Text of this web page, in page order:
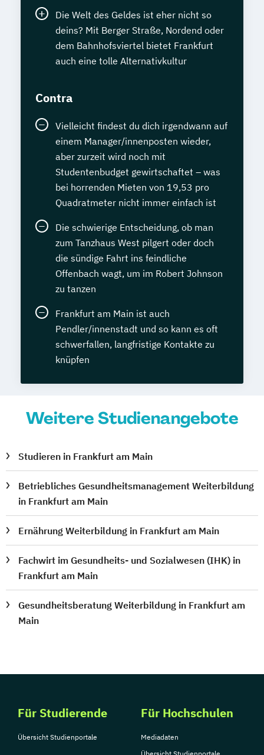
Die Welt des Geldes ist eher nicht so
deins? Mit Berger Straße, Nordend oder
dem Bahnhofsviertel bietet Frankfurt
auch eine tolle Alternativkultur
Contra
Vielleicht findest du dich irgendwann auf
einem Manager/innenposten wieder,
aber zurzeit wird noch mit
Studentenbudget gewirtschaftet – was
bei horrenden Mieten von 19,53 pro
Quadratmeter nicht immer einfach ist
Die schwierige Entscheidung, ob man
zum Tanzhaus West pilgert oder doch
die sündige Fahrt ins feindliche
Offenbach wagt, um im Robert Johnson
zu tanzen
Frankfurt am Main ist auch
Pendler/innenstadt und so kann es oft
schwerfallen, langfristige Kontakte zu
knüpfen
Weitere Studienangebote
Studieren in Frankfurt am Main
Betriebliches Gesundheitsmanagement Weiterbildung
in Frankfurt am Main
Ernährung Weiterbildung in Frankfurt am Main
Fachwirt im Gesundheits- und Sozialwesen (IHK) in
Frankfurt am Main
Gesundheitsberatung Weiterbildung in Frankfurt am
Main
Für Studierende
Übersicht Studienportale
Für Hochschulen
Mediadaten